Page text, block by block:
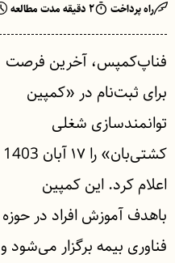
راه پرداخت ۲ دقیقه مدت مطالعه
فناپ‌کمپس، آخرین فرصت
برای ثبت‌نام در «کمپین
توانمندسازی شغلی
کشتی‌بان» را ۱۷ آبان 1403
اعلام کرد. این کمپین
باهدف آموزش افراد در حوزه
فناوری بیمه برگزار می‌شود و